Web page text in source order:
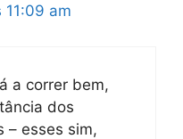
11:09 am
a correr bem,
dos
– esses sim,